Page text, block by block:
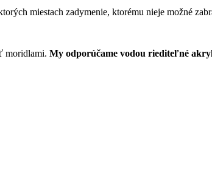
miestach zadymenie, ktorému nieje možné
moridlami. My odporúčame vodou riediteľné